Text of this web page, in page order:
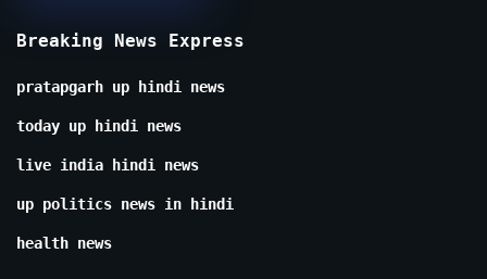
Breaking News Express
pratapgarh up hindi news
today up hindi news
live india hindi news
up politics news in hindi
health news